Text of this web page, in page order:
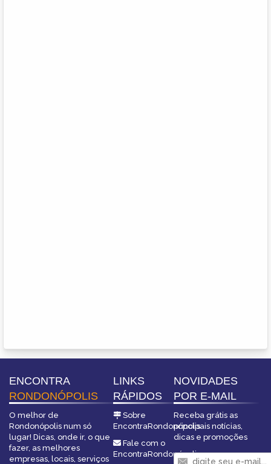
ENCONTRA
RONDONÓPOLIS
O melhor de
Rondonópolis num só
lugar! Dicas, onde ir, o que
fazer, as melhores
empresas, locais, serviços
LINKS
RÁPIDOS
Sobre
EncontraRondonópolis
Fale com o
EncontraRondonópolis
NOVIDADES
POR E-MAIL
Receba grátis as
principais notícias,
dicas e promoções